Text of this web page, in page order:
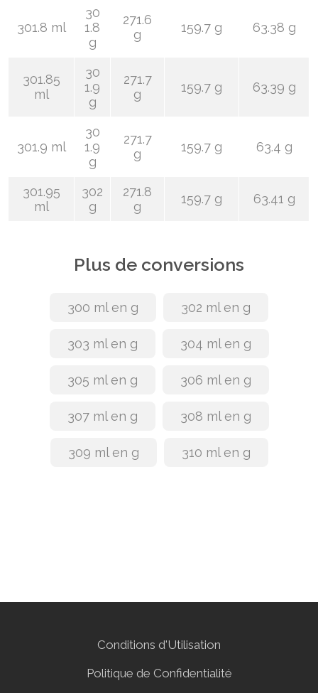
301.8 ml
30
1.8
g
271.6
g
159.7 g 63.38 g
301.85
ml
30
1.9
g
271.7
g
159.7 g 63.39 g
301.9 ml
30
1.9
g
271.7
g
159.7 g 63.4 g
301.95
ml
302
g
271.8
g
159.7 g 63.41 g
Plus de conversions
300 ml en g 302 ml en g
303 ml en g 304 ml en g
305 ml en g 306 ml en g
307 ml en g 308 ml en g
309 ml en g 310 ml en g
Conditions d'Utilisation
Politique de Confidentialité